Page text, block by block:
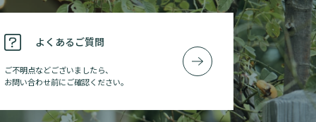
よくあるご質問
ご不明点などございましたら、
お問い合わせ前にご確認ください。